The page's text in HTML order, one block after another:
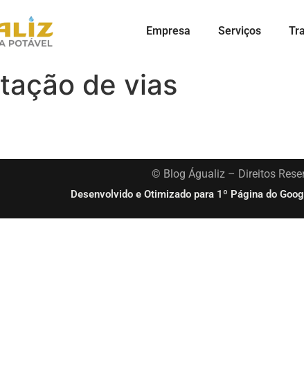
Empresa Serviços
de vias
© Blog Águaliz – Direitos
Desenvolvido e Otimizado para 1º Página do